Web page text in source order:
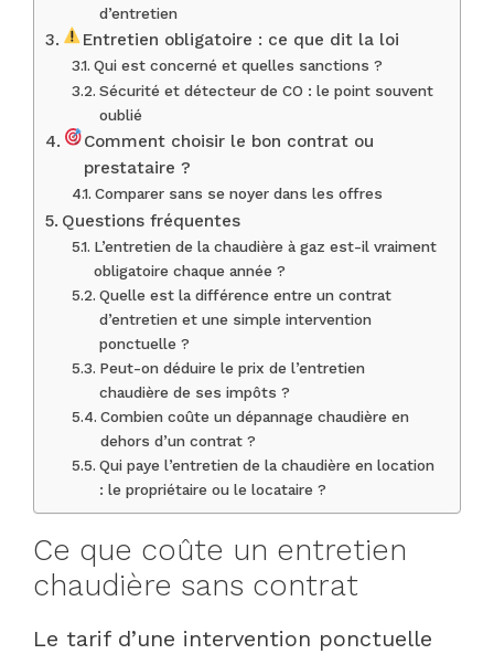
d’entretien
Entretien obligatoire : ce que dit la loi
Qui est concerné et quelles sanctions ?
Sécurité et détecteur de CO : le point souvent
oublié
Comment choisir le bon contrat ou
prestataire ?
Comparer sans se noyer dans les offres
Questions fréquentes
L’entretien de la chaudière à gaz est-il vraiment
obligatoire chaque année ?
Quelle est la différence entre un contrat
d’entretien et une simple intervention
ponctuelle ?
Peut-on déduire le prix de l’entretien
chaudière de ses impôts ?
Combien coûte un dépannage chaudière en
dehors d’un contrat ?
Qui paye l’entretien de la chaudière en location
: le propriétaire ou le locataire ?
Ce que coûte un entretien
chaudière sans contrat
Le tarif d’une intervention ponctuelle